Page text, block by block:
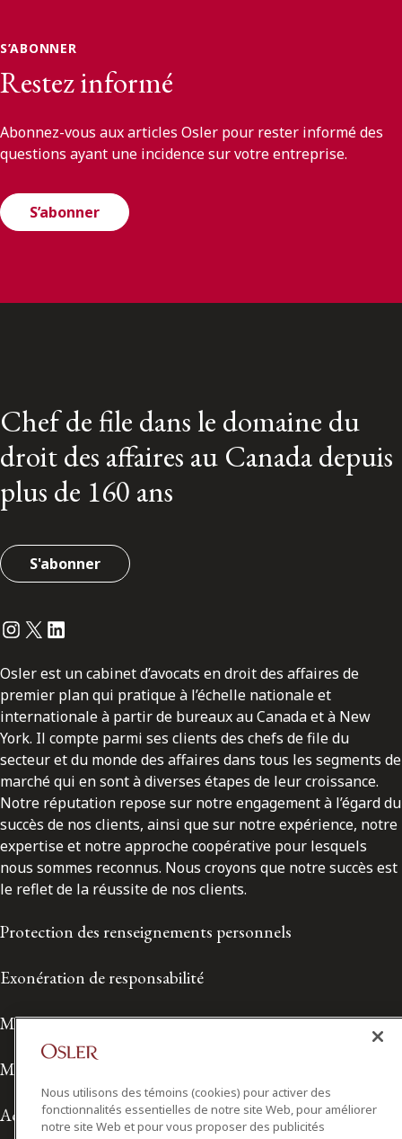
S’ABONNER
Restez informé
Abonnez-vous aux articles Osler pour rester informé des
questions ayant une incidence sur votre entreprise.
S’abonner
Chef de file dans le domaine du
droit des affaires au Canada depuis
plus de 160 ans
S'abonner
Instagram
Twitter
LinkedIn
Osler est un cabinet d’avocats en droit des affaires de
premier plan qui pratique à l’échelle nationale et
internationale à partir de bureaux au Canada et à New
York. Il compte parmi ses clients des chefs de file du
secteur et du monde des affaires dans tous les segments de
marché qui en sont à diverses étapes de leur croissance.
Notre réputation repose sur notre engagement à l’égard du
succès de nos clients, ainsi que sur notre expérience, notre
expertise et notre approche coopérative pour lesquels
nous sommes reconnus. Nous croyons que notre succès est
le reflet de la réussite de nos clients.
Protection des renseignements personnels
Exonération de responsabilité
Modalités de prestation de services
Modalités d'utilisation
Accessibilité
Nous utilisons des témoins (cookies) pour activer des
fonctionnalités essentielles de notre site Web, pour améliorer
notre site Web et pour vous proposer des publicités